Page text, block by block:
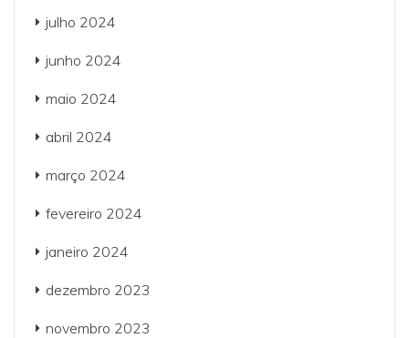
julho 2024
junho 2024
maio 2024
abril 2024
março 2024
fevereiro 2024
janeiro 2024
dezembro 2023
novembro 2023